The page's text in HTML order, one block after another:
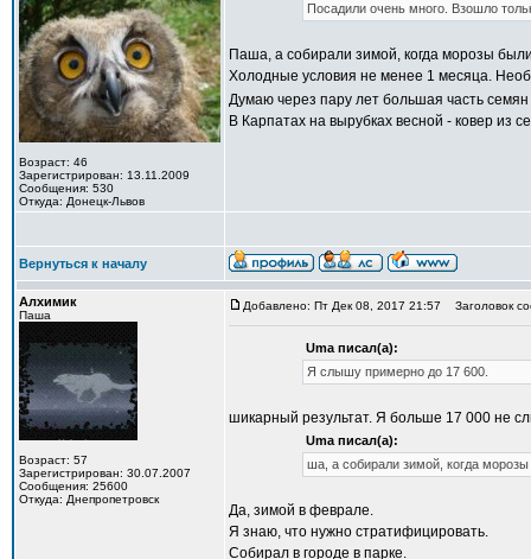
Возраст: 46
Зарегистрирован: 13.11.2009
Сообщения: 530
Откуда: Донецк-Львов
Посадили очень много. Взошло
Паша, а собирали зимой, когда морозы
Холодные условия не менее 1 месяца.
Думаю через пару лет большая часть
В Карпатах на вырубках весной - ковер из
Вернуться к началу
Алхимик
Паша
Возраст: 57
Зарегистрирован: 30.07.2007
Сообщения: 25600
Откуда: Днепропетровск
Добавлено: Пт Дек 08, 2017 21:57 Заголовок
Uma писал(а):
Я слышу примерно до 17 600.
шикарный результат. Я больше 17 000 не
Uma писал(а):
ша, а собирали зимой, когда
Да, зимой в феврале.
Я знаю, что нужно стратифицировать.
Собирал в городе в парке.